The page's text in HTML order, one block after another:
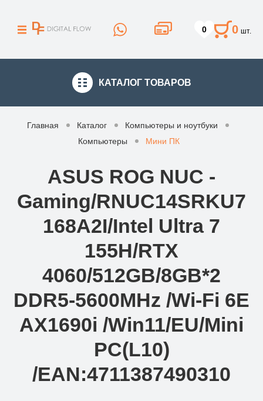
0 0 шт.
КАТАЛОГ ТОВАРОВ
Главная Каталог
Компьютеры и ноутбуки
Компьютеры
Мини ПК
ASUS ROG NUC -
Gaming/RNUC14SRKU7
168A2I/Intel Ultra 7
155H/RTX
4060/512GB/8GB*2
DDR5-5600MHz /Wi-Fi 6E
AX1690i /Win11/EU/Mini
PC(L10)
/EAN:4711387490310